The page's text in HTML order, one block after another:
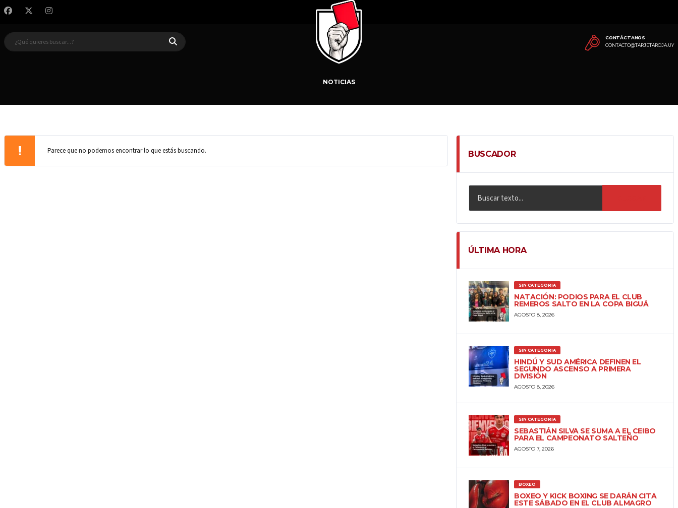
CONTÁCTANOS
CONTACTO@TARJETAROJA.UY
NOTICIAS
Parece que no podemos encontrar lo que estás buscando. BUSCADOR
ÚLTIMA HORA
SIN CATEGORÍA
NATACIÓN: PODIOS PARA EL CLUB
REMEROS SALTO EN LA COPA BIGUÁ
AGOSTO 8, 2026
SIN CATEGORÍA
HINDÚ Y SUD AMÉRICA DEFINEN EL
SEGUNDO ASCENSO A PRIMERA
DIVISIÓN
AGOSTO 8, 2026
SIN CATEGORÍA
SEBASTIÁN SILVA SE SUMA A EL CEIBO
PARA EL CAMPEONATO SALTEÑO
AGOSTO 7, 2026
BOXEO
BOXEO Y KICK BOXING SE DARÁN CITA
ESTE SÁBADO EN EL CLUB ALMAGRO